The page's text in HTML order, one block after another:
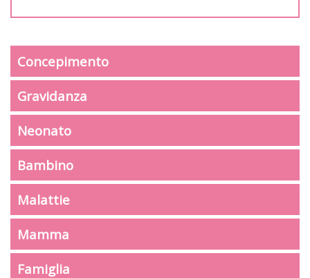
Concepimento
Gravidanza
Neonato
Bambino
Malattie
Mamma
Famiglia